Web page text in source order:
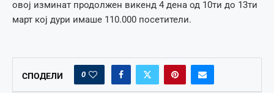
овој изминат продолжен викенд 4 дена од 10ти до 13ти
март кој дури имаше 110.000 посетители.
СПОДЕЛИ 0